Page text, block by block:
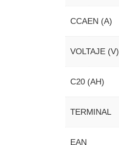
CCAEN (A)
VOLTAJE (V)
C20 (AH)
TERMINAL
EAN